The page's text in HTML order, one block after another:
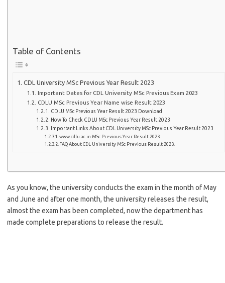
Table of Contents
CDL University MSc Previous Year Result 2023
Important Dates for CDL University MSc Previous Exam 2023
CDLU MSc Previous Year Name wise Result 2023
CDLU MSc Previous Year Result 2023 Download
How To Check CDLU MSc Previous Year Result 2023
Important Links About CDL University MSc Previous Year Result 2023
www.cdlu.ac.in MSc Previous Year Result 2023
FAQ About CDL University MSc Previous Result 2023.
As you know, the university conducts the exam in the month of May
and June and after one month, the university releases the result,
almost the exam has been completed, now the department has
made complete preparations to release the result.